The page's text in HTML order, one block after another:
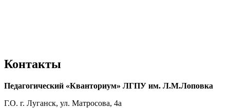
Контакты
Педагогический «Кванториум» ЛГПУ им. Л.М.Лоповка
Г.О. г. Луганск, ул. Матросова, 4а